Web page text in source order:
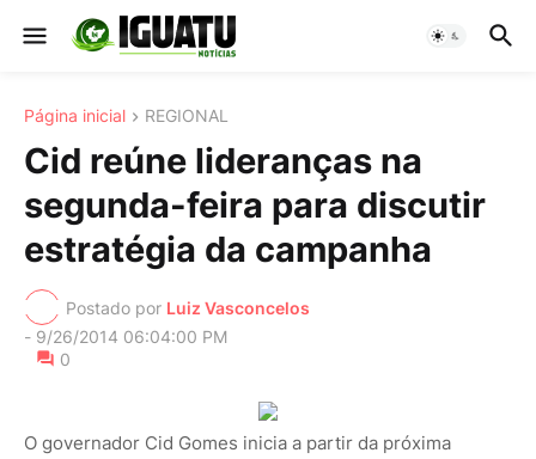
Página inicial REGIONAL
Cid reúne lideranças na
segunda-feira para discutir
estratégia da campanha
Postado por Luiz Vasconcelos
- 9/26/2014 06:04:00 PM
0
O governador Cid Gomes inicia a partir da próxima